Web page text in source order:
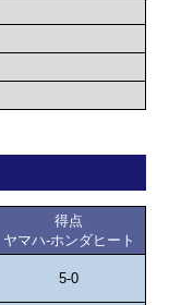
得点
ヤマハ-ホンダヒート
5-0